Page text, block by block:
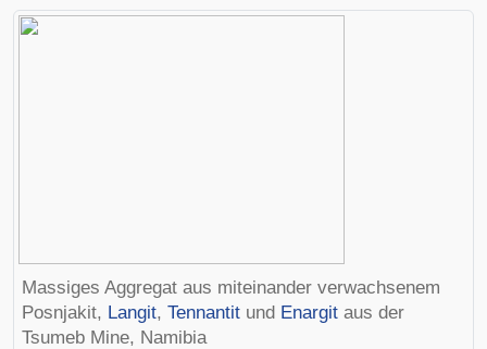
Massiges Aggregat aus miteinander verwachsenem
Posnjakit, Langit, Tennantit und Enargit aus der
Tsumeb Mine, Namibia